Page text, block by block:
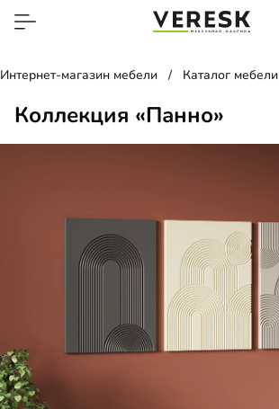
Интернет-магазин мебели Каталог мебели
Коллекция «Панно»